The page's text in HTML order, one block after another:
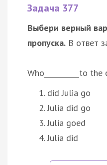
Задача 377
Выбери верный
пропуска. В ответ
Who__________to
did Julia go
Julia did go
Julia goed
Julia did